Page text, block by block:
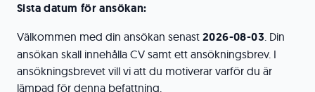
Sista datum för ansökan:
Välkommen med din ansökan senast 2026-08-03. Din
ansökan skall innehålla CV samt ett ansökningsbrev. I
ansökningsbrevet vill vi att du motiverar varför du är
lämpad för denna befattning.